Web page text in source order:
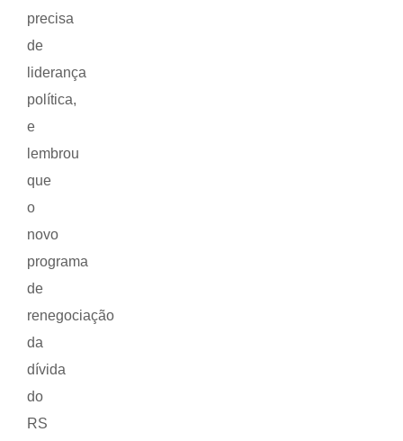
precisa
de
liderança
política,
e
lembrou
que
o
novo
programa
de
renegociação
da
dívida
do
RS